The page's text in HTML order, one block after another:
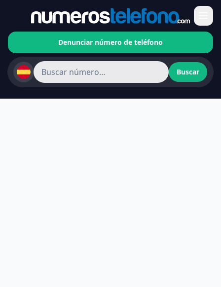
Denunciar número de teléfono
Buscar